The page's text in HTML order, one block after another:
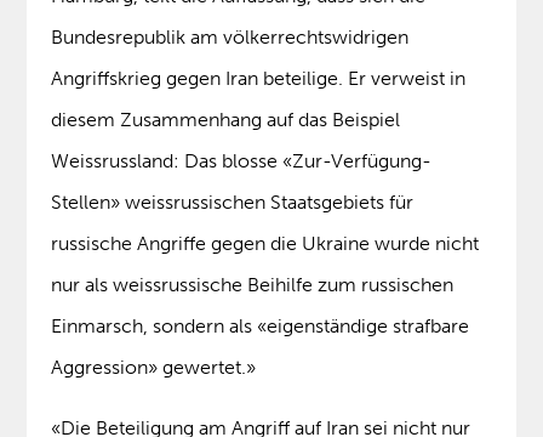
Bundesrepublik am völkerrechtswidrigen
Angriffskrieg gegen Iran beteilige. Er verweist in
diesem Zusammenhang auf das Beispiel
Weissrussland: Das blosse «Zur-Verfügung-
Stellen» weissrussischen Staatsgebiets für
russische Angriffe gegen die Ukraine wurde nicht
nur als weissrussische Beihilfe zum russischen
Einmarsch, sondern als «eigenständige strafbare
Aggression» gewertet.»
«Die Beteiligung am Angriff auf Iran sei nicht nur